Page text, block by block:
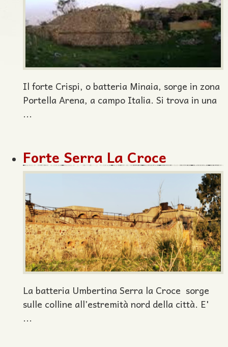
Il forte Crispi, o batteria Minaia, sorge in zona
Portella Arena, a campo Italia. Si trova in una
...
Forte Serra La Croce
La batteria Umbertina Serra la Croce sorge
sulle colline all’estremità nord della città. E'
...